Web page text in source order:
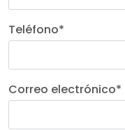
Teléfono*
Correo electrónico*